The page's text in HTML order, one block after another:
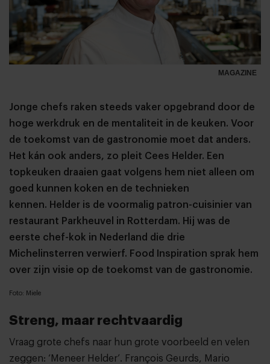
MAGAZINE
Jonge chefs raken steeds vaker opgebrand door de
hoge werkdruk en de mentaliteit in de keuken. Voor
de toekomst van de gastronomie moet dat anders.
Het kán ook anders, zo pleit Cees Helder. Een
topkeuken draaien gaat volgens hem niet alleen om
goed kunnen koken en de technieken
kennen. Helder is de voormalig patron-cuisinier van
restaurant Parkheuvel in Rotterdam. Hij was de
eerste chef-kok in Nederland die drie
Michelinsterren verwierf. Food Inspiration sprak hem
over zijn visie op de toekomst van de gastronomie.
Foto: Miele
Streng, maar rechtvaardig
Vraag grote chefs naar hun grote voorbeeld en velen
zeggen: ‘Meneer Helder’. François Geurds, Mario